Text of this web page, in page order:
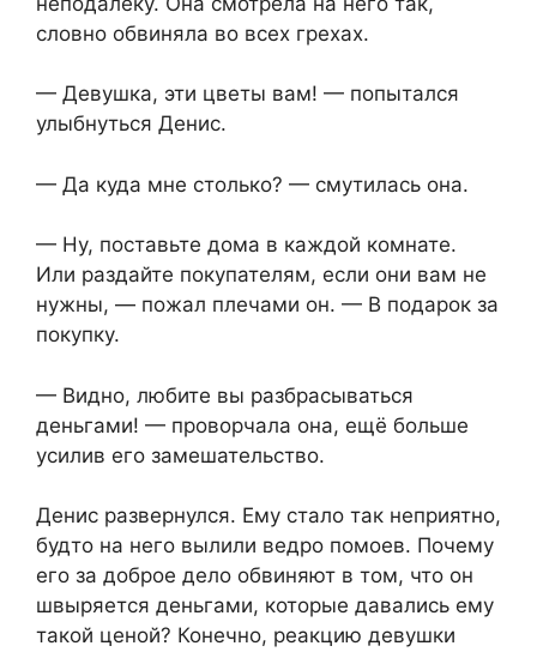
словно обвиняла во всех грехах.
— Девушка, эти цветы вам! — попытался
улыбнуться Денис.
— Да куда мне столько? — смутилась она.
— Ну, поставьте дома в каждой комнате.
Или раздайте покупателям, если они вам не
нужны, — пожал плечами он. — В подарок за
покупку.
— Видно, любите вы разбрасываться
деньгами! — проворчала она, ещё больше
усилив его замешательство.
Денис развернулся. Ему стало так неприятно,
будто на него вылили ведро помоев. Почему
его за доброе дело обвиняют в том, что он
швыряется деньгами, которые давались ему
такой ценой? Конечно, реакцию девушки